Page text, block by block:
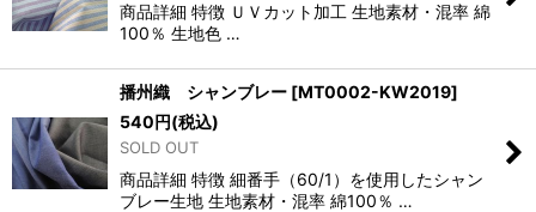
商品詳細 特徴 ＵＶカット加工 生地素材・混率 綿
100％ 生地色 …
播州織 シャンブレー [MT0002-KW2019]
540円(税込)
SOLD OUT
商品詳細 特徴 細番手（60/1）を使用したシャン
ブレー生地 生地素材・混率 綿100％ …